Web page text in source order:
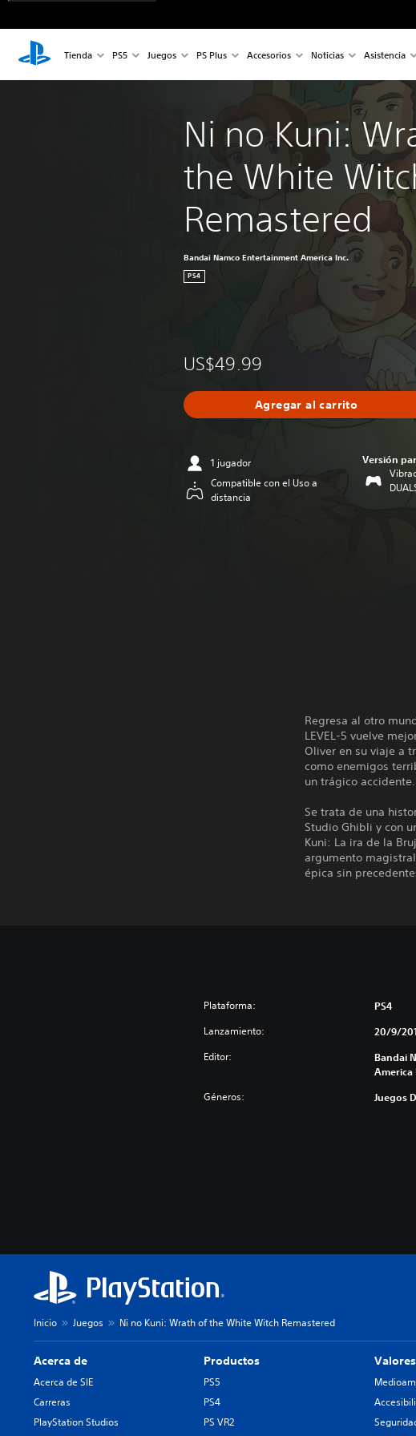
Tienda PS5 Juegos PS Plus Accesorios Noticias Asistencia
Ni no Kuni:
the White
Remastered
Bandai Namco Entertainment America Inc.
PS4
US$49.99
Agregar al carrito
1 jugador
Compatible con el Uso a
distancia
Versión
Regresa al otro
LEVEL-5 vuelve
Oliver en su viaje a
como enemigos
un trágico accidente.
Se trata de una
Studio Ghibli y con
Kuni: La ira de la
argumento
épica sin
Plataforma: PS4
Lanzamiento: 20/9/
Editor:
Bandai
America
Géneros: Juegos
Inicio Juegos Ni no Kuni: Wrath of the White Witch Remastered
Acerca de
Acerca de SIE
Carreras
PlayStation Studios
Productos
PS5
PS4
PS VR2
Valores